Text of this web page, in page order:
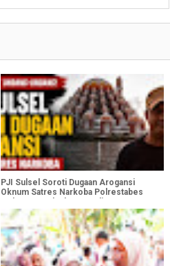
PJI Sulsel Soroti Dugaan Arogansi
Oknum Satres Narkoba Polrestabes
Peliputan